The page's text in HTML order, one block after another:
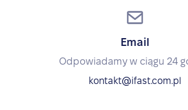
Email
Odpowiadamy w ciągu 24
kontakt@ifast.com.pl